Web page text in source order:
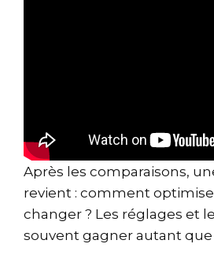
Après les comparaisons,
revient : comment
changer ? Les réglages et
souvent gagner autant